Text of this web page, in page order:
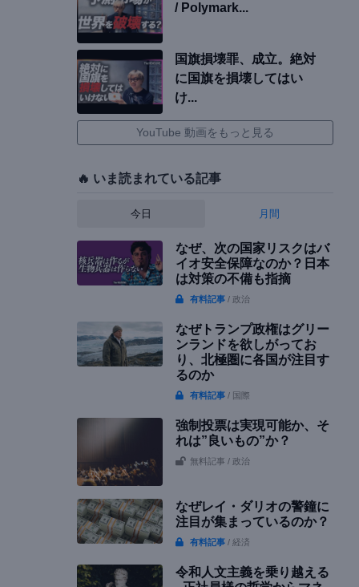
/ Polymark...
国旗損壊罪、成立。絶対
に国旗を損壊してはい
け...
YouTube 動画をもっと見る
🔥 いま読まれている記事
今日 月間
なぜ、次の国家リスクはバ
イオ安全保障なのか？日本
は対策の不備も指摘
有料記事 / 政治
なぜトランプ政権はグリー
ンランドを欲しがってお
り、北極圏に各国が注目す
るのか
有料記事 / 国際
強制投票は実現可能か、そ
れは”良いもの”か？
無料記事 / 政治
なぜレイ・ダリオの警鐘に
注目が集まっているのか？
有料記事 / 経済
令和人文主義を乗り越える